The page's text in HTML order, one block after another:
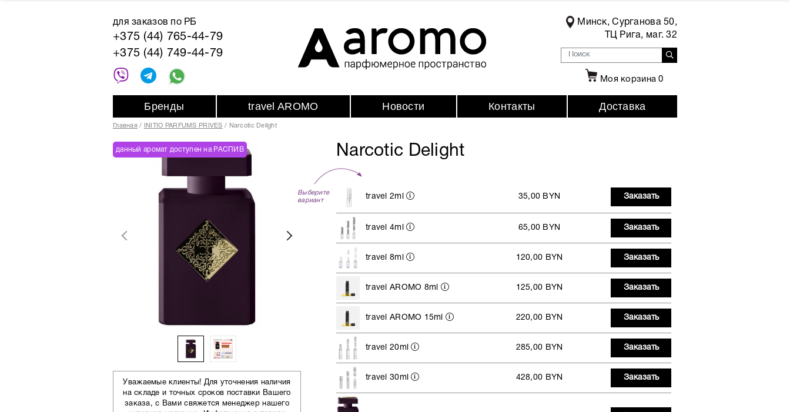
для заказов по РБ
+375 (44) 765-44-79
+375 (44) 749-44-79
Минск, Сурганова 50,
ТЦ Рига, маг. 32
Моя корзина0
Бренды travel AROMO Новости Контакты Доставка
Главная INITIO PARFUMS PRIVES Narcotic Delight
Narcotic Delight
данный аромат доступен на РАСПИВ
Уважаемые клиенты! Для уточнения наличия
на складе и точных сроков поставки Вашего
заказа, с Вами свяжется менеджер нашего
Выберите
вариант
travel 2ml 35,00 BYN Заказать
travel 4ml 65,00 BYN Заказать
travel 8ml 120,00 BYN Заказать
travel AROMO 8ml 125,00 BYN Заказать
travel AROMO 15ml 220,00 BYN Заказать
travel 20ml 285,00 BYN Заказать
travel 30ml 428,00 BYN Заказать